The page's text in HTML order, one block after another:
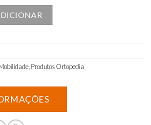
, Produtos Ortopedia